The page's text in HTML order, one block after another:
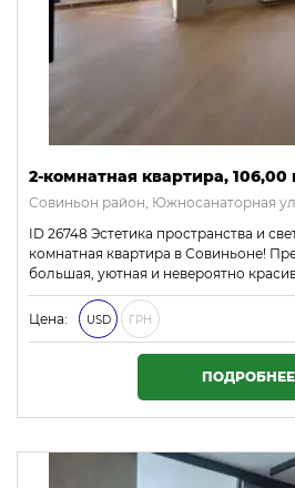
2-комнатная квартира, 106,00
Совиньон район, Южносанаторная
ID 26748 Эстетика пространства и
комнатная квартира в Совиньоне!
большая, уютная и невероятно
Цена: USD ГРН
ПОДРОБНЕЕ